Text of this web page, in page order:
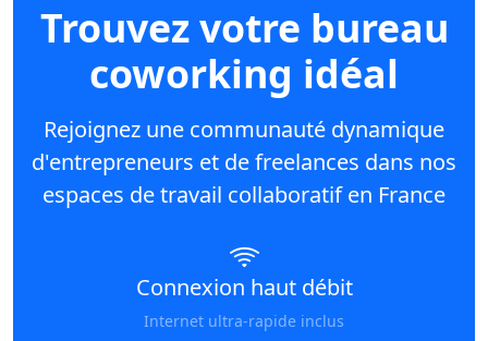
Trouvez votre bureau
coworking idéal
Rejoignez une communauté dynamique
d'entrepreneurs et de freelances dans nos
espaces de travail collaboratif en France
Connexion haut débit
Internet ultra-rapide inclus